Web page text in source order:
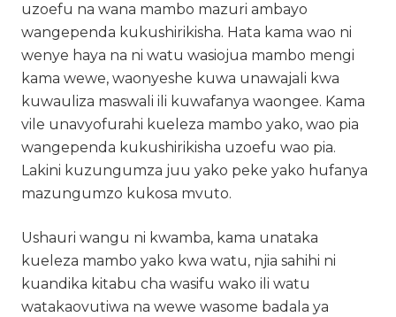
uzoefu na wana mambo mazuri ambayo
wangependa kukushirikisha. Hata kama wao ni
wenye haya na ni watu wasiojua mambo mengi
kama wewe, waonyeshe kuwa unawajali kwa
kuwauliza maswali ili kuwafanya waongee. Kama
vile unavyofurahi kueleza mambo yako, wao pia
wangependa kukushirikisha uzoefu wao pia.
Lakini kuzungumza juu yako peke yako hufanya
mazungumzo kukosa mvuto.
Ushauri wangu ni kwamba, kama unataka
kueleza mambo yako kwa watu, njia sahihi ni
kuandika kitabu cha wasifu wako ili watu
watakaovutiwa na wewe wasome badala ya